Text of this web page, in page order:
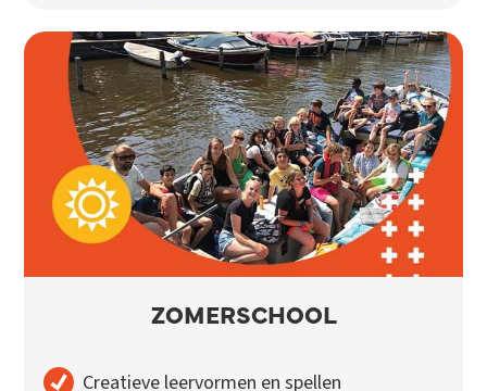
ZOMERSCHOOL
Creatieve leervormen en spellen